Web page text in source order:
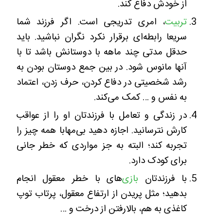
از خودش دفاع کند.
تربیت، امری تدریجی است. اگر فرزند شما
سریعا رابطه‌ای برقرار نکرد نگران نباشید. باید
حدقل مدتی چند ماهه با دوستانش باشد تا با
آنها مانوس شود. در بین جمع دوستان بودن به
رشد شخصیتی در دفاع کردن، حرف زدن، اعتماد
به نفس و … کمک می‌کند‌.
در زندگی و تعامل با فرزندتان او را از عواقب
کارش نترسانید. اجازه دهید بی‌مهابا همه چیز را
تجربه کند؛ البته به جز مواردی که خطر جانی
برای کودک دارد.
با فرزندتان بازی‌های با خطر معقول انجام
بدهید؛ مثل پریدن از ارتفاع معقول، پرتاب توپ
کاغذی به هم، بالارفتن از درخت و …